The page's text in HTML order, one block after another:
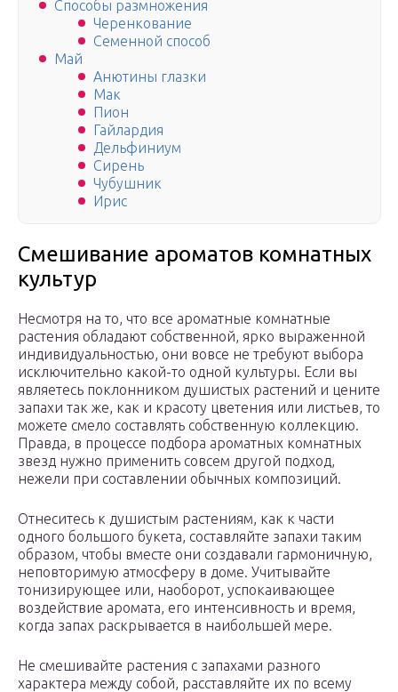
Способы размножения
Черенкование
Семенной способ
Май
Анютины глазки
Мак
Пион
Гайлардия
Дельфиниум
Сирень
Чубушник
Ирис
Смешивание ароматов комнатных
культур
Несмотря на то, что все ароматные комнатные
растения обладают собственной, ярко выраженной
индивидуальностью, они вовсе не требуют выбора
исключительно какой-то одной культуры. Если вы
являетесь поклонником душистых растений и цените
запахи так же, как и красоту цветения или листьев, то
можете смело составлять собственную коллекцию.
Правда, в процессе подбора ароматных комнатных
звезд нужно применить совсем другой подход,
нежели при составлении обычных композиций.
Отнеситесь к душистым растениям, как к части
одного большого букета, составляйте запахи таким
образом, чтобы вместе они создавали гармоничную,
неповторимую атмосферу в доме. Учитывайте
тонизирующее или, наоборот, успокаивающее
воздействие аромата, его интенсивность и время,
когда запах раскрывается в наибольшей мере.
Не смешивайте растения с запахами разного
характера между собой, расставляйте их по всему